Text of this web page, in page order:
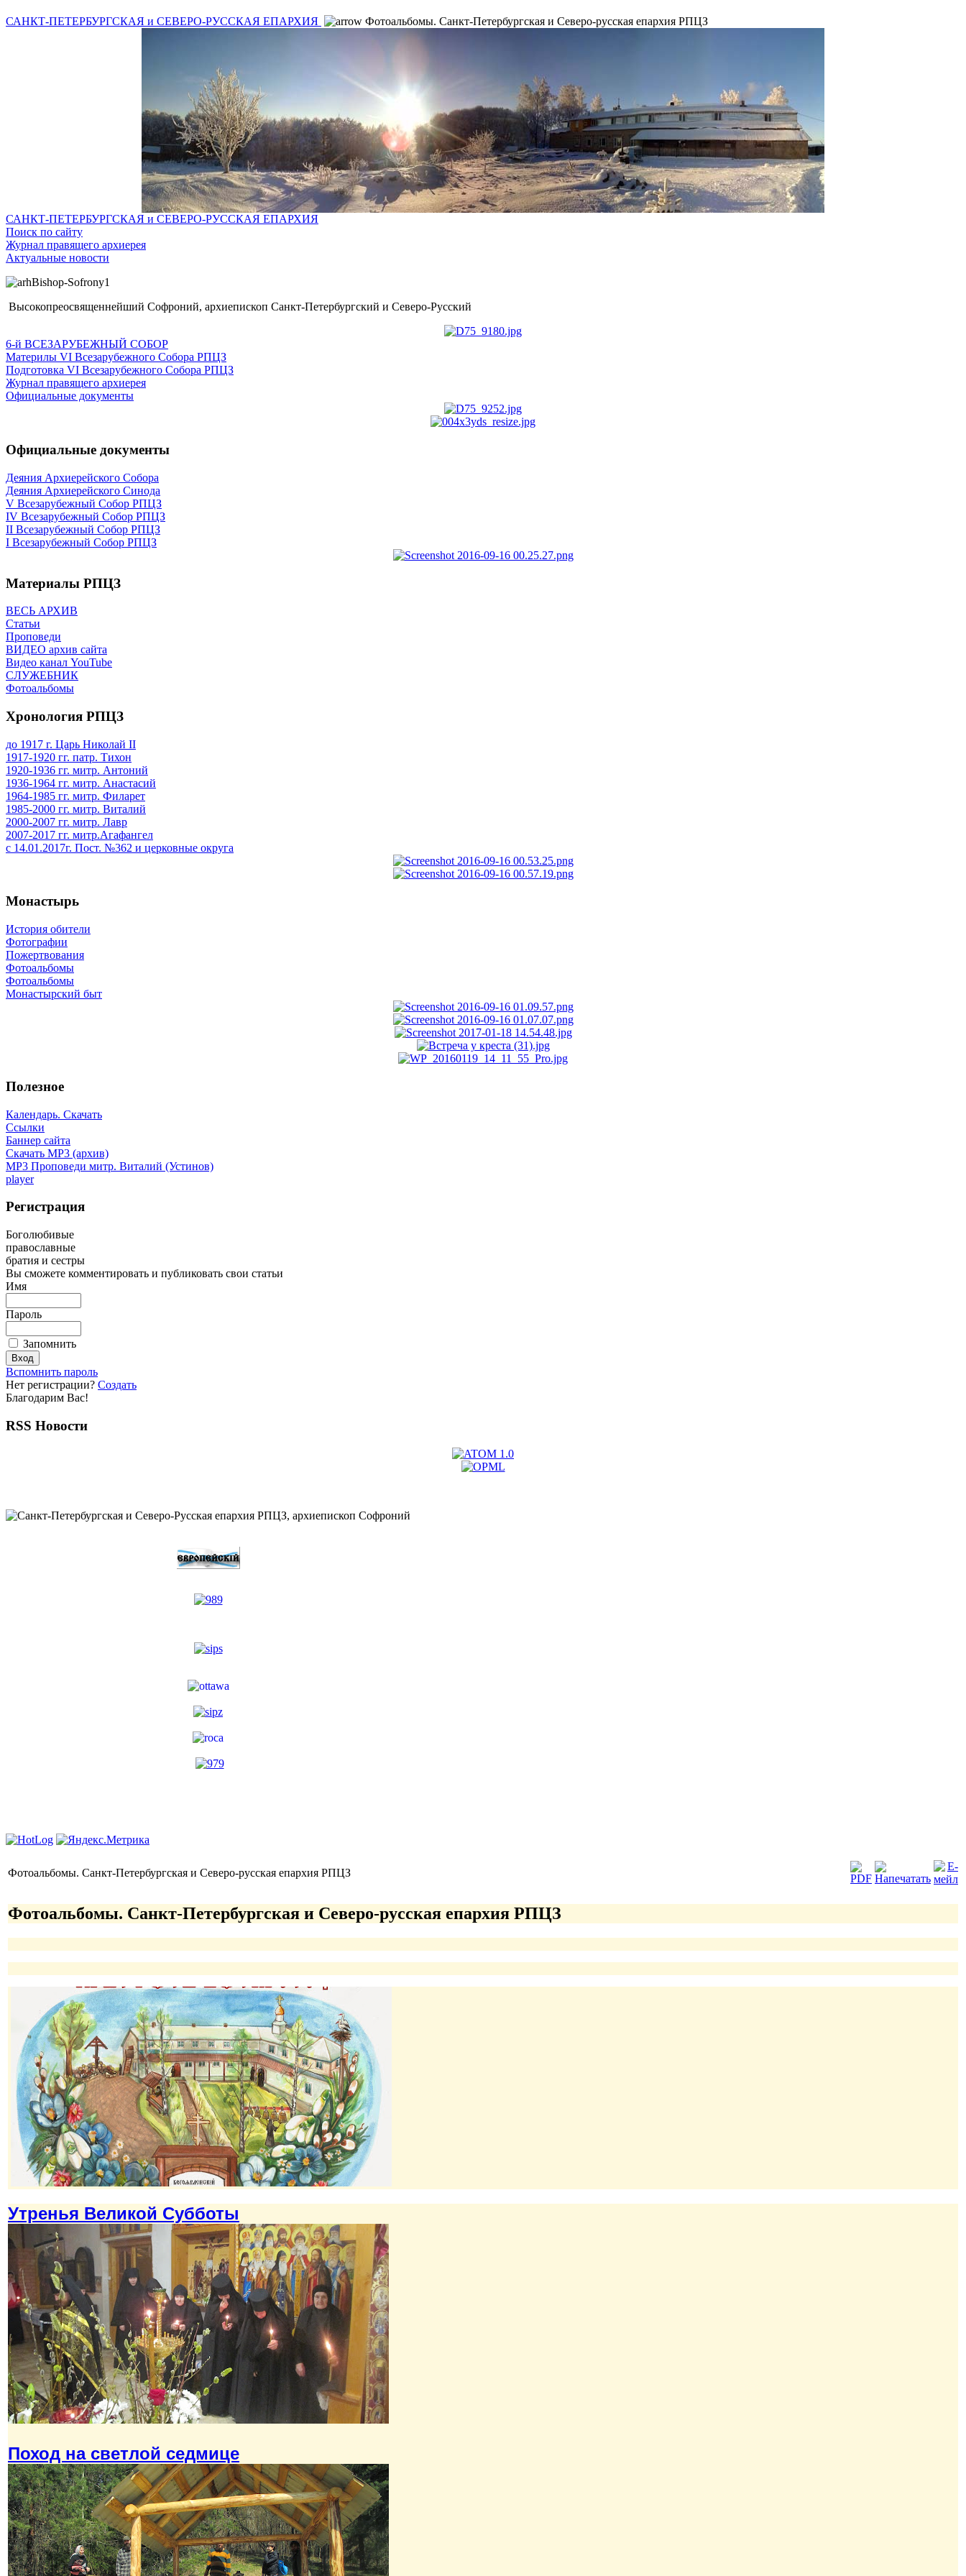
САНКТ-ПЕТЕРБУРГСКАЯ и СЕВЕРО-РУССКАЯ ЕПАРХИЯ Фотоальбомы. Санкт-Петербургская и Северо-руcская епархия РПЦЗ
САНКТ-ПЕТЕРБУРГСКАЯ и СЕВЕРО-РУССКАЯ ЕПАРХИЯ
Поиск по сайту
Журнал правящего архиерея
Актуальные новости
Высокопреосвященнейший Софроний, архиепископ Санкт-Петербургский и Северо-Русский
6-й ВСЕЗАРУБЕЖНЫЙ СОБОР
Материлы VI Всезарубежного Собора РПЦЗ
Подготовка VI Всезарубежного Собора РПЦЗ
Журнал правящего архиерея
Официальные документы
Официальные документы
Деяния Архиерейского Собора
Деяния Архиерейского Синода
V Всезарубежный Собор РПЦЗ
IV Всезарубежный Собор РПЦЗ
II Всезарубежный Собор РПЦЗ
I Всезарубежный Собор РПЦЗ
Материалы РПЦЗ
ВЕСЬ АРХИВ
Статьи
Проповеди
ВИДЕО архив сайта
Видео канал YouTube
СЛУЖЕБНИК
Фотоальбомы
Хронология РПЦЗ
до 1917 г. Царь Николай II
1917-1920 гг. патр. Тихон
1920-1936 гг. митр. Антоний
1936-1964 гг. митр. Анастасий
1964-1985 гг. митр. Филарет
1985-2000 гг. митр. Виталий
2000-2007 гг. митр. Лавр
2007-2017 гг. митр.Агафангел
с 14.01.2017г. Пост. №362 и церковные округа
Монастырь
История обители
Фотографии
Пожертвования
Фотоальбомы
Фотоальбомы
Монастырский быт
Полезное
Календарь. Скачать
Ссылки
Баннер сайта
Скачать MP3 (архив)
MP3 Проповеди митр. Виталий (Устинов)
player
Регистрация
Боголюбивые
православные
братия и сестры
Вы сможете комментировать и публиковать свои статьи
Имя
Пароль
Запомнить
Вспомнить пароль
Нет регистрации? Создать
Благодарим Вас!
RSS Новости
Фотоальбомы. Санкт-Петербургская и Северо-руcская епархия РПЦЗ
Фотоальбомы. Санкт-Петербургская и Северо-руcская епархия РПЦЗ
Утренья Великой Субботы
Поход на светлой седмице